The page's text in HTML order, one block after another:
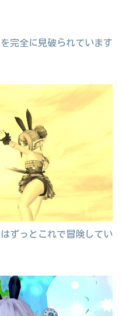
完全に見破られています
ずっとこれで冒険してい